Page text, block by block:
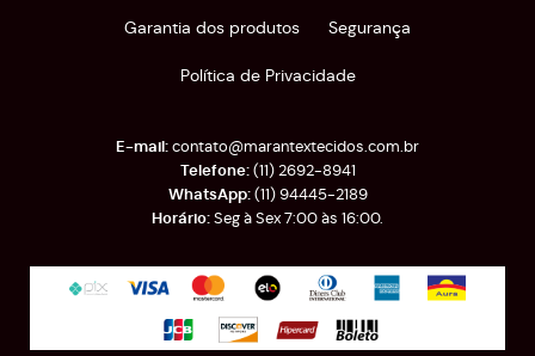
Garantia dos produtos Segurança
Política de Privacidade
(11)2692-8941
(11)94445-2189
Seg à Sex 7:00 às 16:00.
contato@marantextecidos.com.br